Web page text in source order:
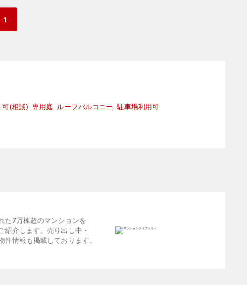
1
可(相談) 専用庭 ルーフバルコニー 駐車場利用可
た7万棟超のマンションを
紹介します。売り出し中・
件情報も掲載しております。